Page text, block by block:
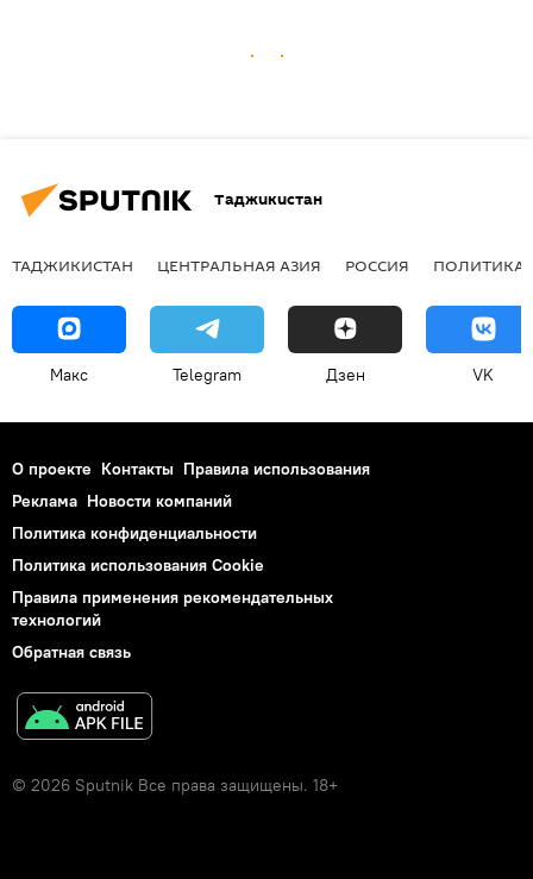
Таджикистан
ТАДЖИКИСТАН ЦЕНТРАЛЬНАЯ АЗИЯ РОССИЯ ПОЛИТИКА
Макс Telegram Дзен VK
О проекте Контакты Правила использования
Реклама Новости компаний
Политика конфиденциальности
Политика использования Cookie
Правила применения рекомендательных
технологий
Обратная связь
© 2026 Sputnik Все права защищены. 18+